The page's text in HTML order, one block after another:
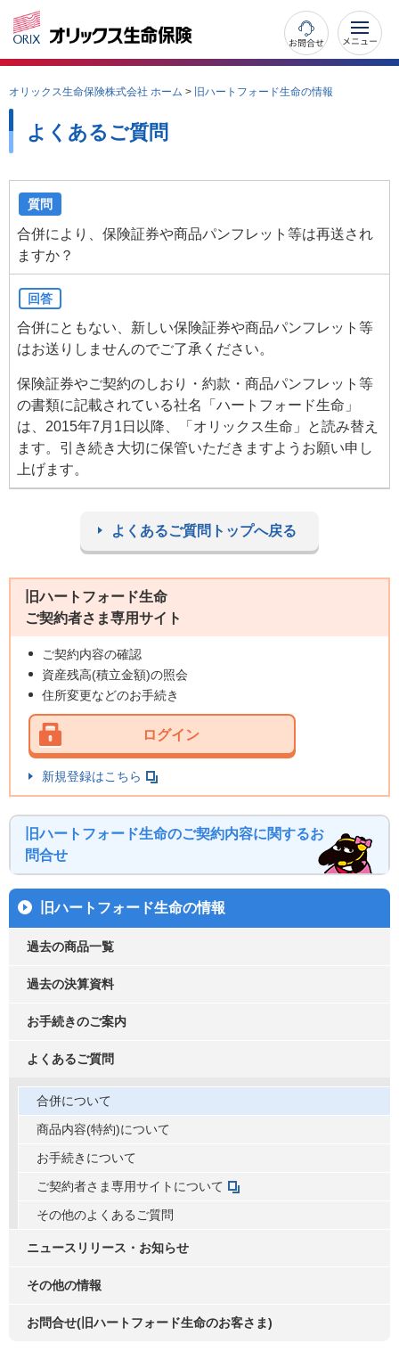
お問合せ
オリックス生命保険株式会社 ホーム > 旧ハートフォード生命の情報
よくあるご質問
質問
合併により、保険証券や商品パンフレット等は再送され
ますか？
回答
合併にともない、新しい保険証券や商品パンフレット等
はお送りしませんのでご了承ください。
保険証券やご契約のしおり・約款・商品パンフレット等
の書類に記載されている社名「ハートフォード生命」
は、2015年7月1日以降、「オリックス生命」と読み替え
ます。引き続き大切に保管いただきますようお願い申し
上げます。
よくあるご質問トップへ戻る
旧ハートフォード生命
ご契約者さま専用サイト
ご契約内容の確認
資産残高(積立金額)の照会
住所変更などのお手続き
ログイン
新規登録はこちら
旧ハートフォード生命のご契約内容に関するお
問合せ
旧ハートフォード生命の情報
過去の商品一覧
過去の決算資料
お手続きのご案内
よくあるご質問
合併について
商品内容(特約)について
お手続きについて
ご契約者さま専用サイトについて
その他のよくあるご質問
ニュースリリース・お知らせ
その他の情報
お問合せ(旧ハートフォード生命のお客さま)